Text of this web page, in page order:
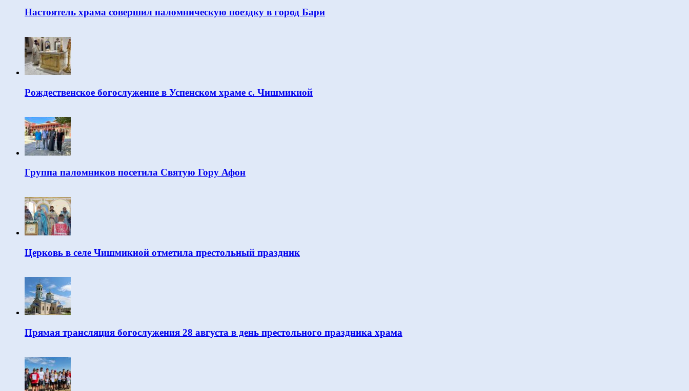
Настоятель храма совершил паломническую поездку в город Бари
Рождественское богослужение в Успенском храме с. Чишмикиой
Группа паломников посетила Святую Гору Афон
Церковь в селе Чишмикиой отметила престольный праздник
Прямая трансляция богослужения 28 августа в день престольного праздника храма